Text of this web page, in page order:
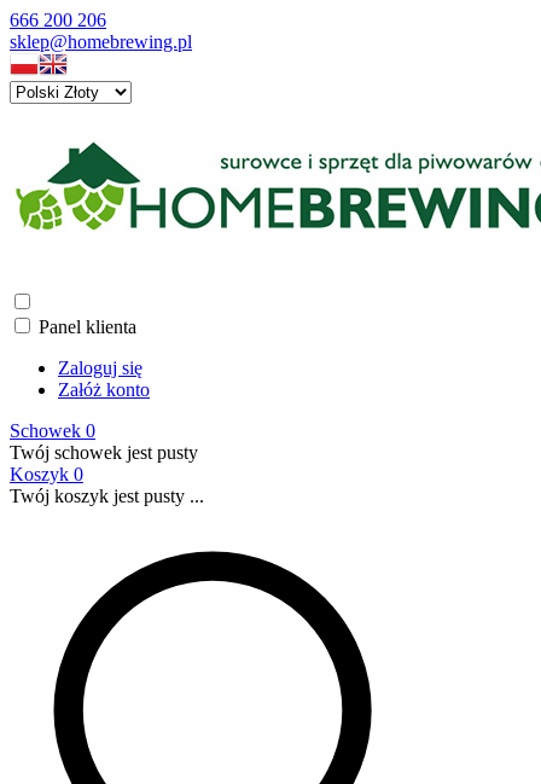
666 200 206
sklep@homebrewing.pl
Panel klienta
Zaloguj się
Załóż konto
Schowek 0
Twój schowek jest pusty
Koszyk 0
Twój koszyk jest pusty ...